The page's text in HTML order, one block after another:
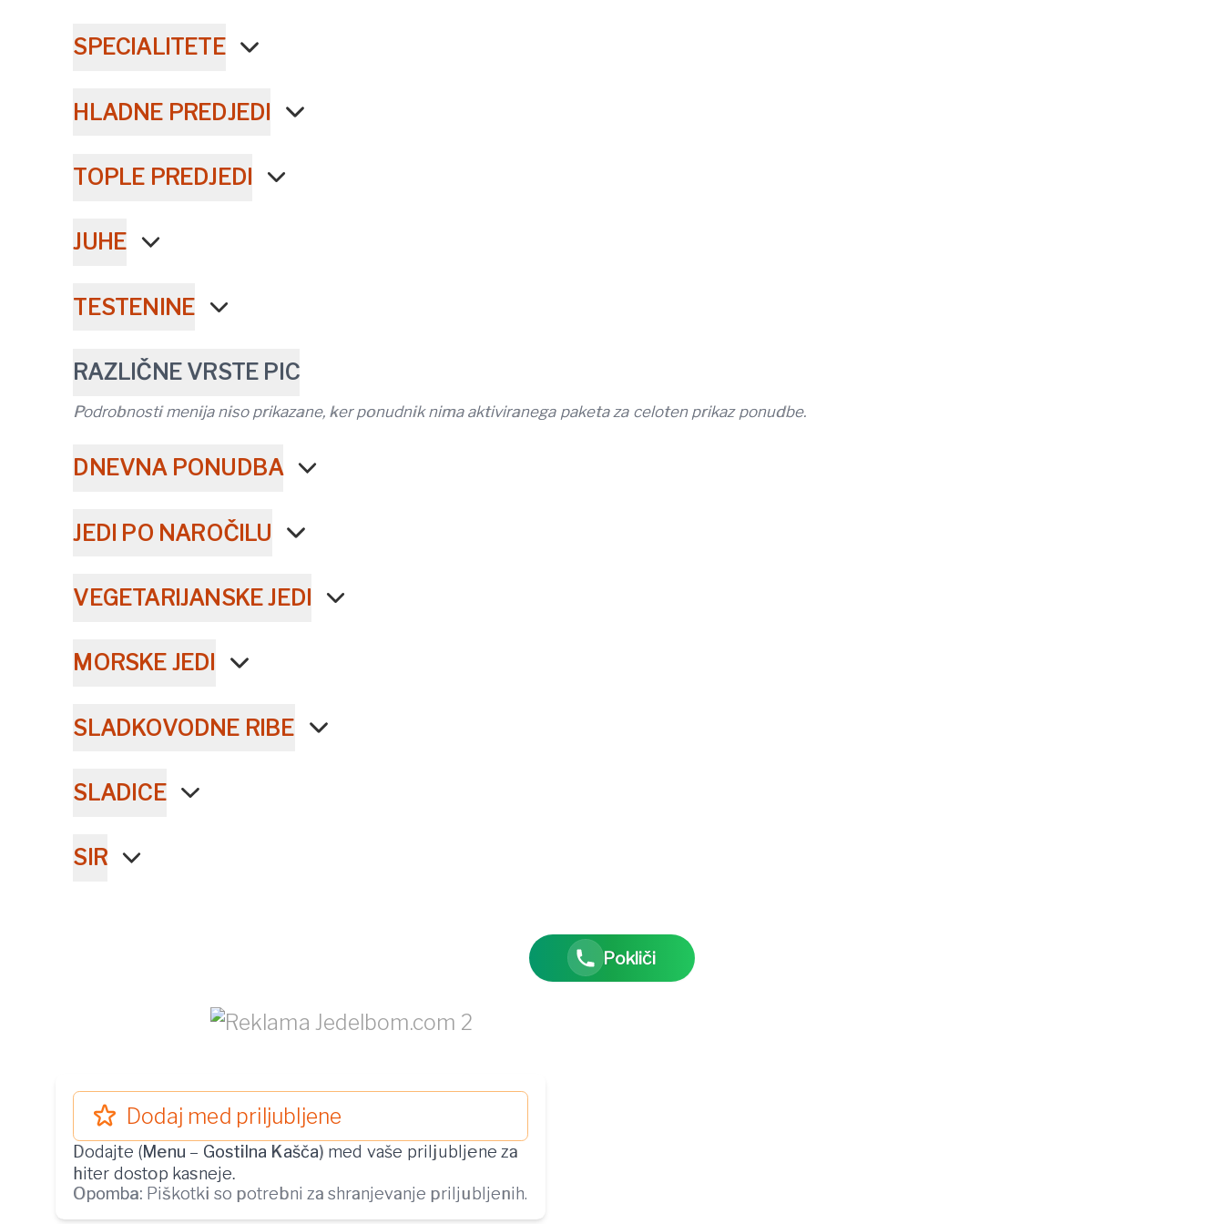
SPECIALITETE
HLADNE PREDJEDI
TOPLE PREDJEDI
JUHE
TESTENINE
RAZLIČNE VRSTE PIC
Podrobnosti menija niso prikazane, ker ponudnik nima aktiviranega paketa za celoten prikaz ponudbe.
DNEVNA PONUDBA
JEDI PO NAROČILU
VEGETARIJANSKE JEDI
MORSKE JEDI
SLADKOVODNE RIBE
SLADICE
SIR
Pokliči
Dodaj med priljubljene
Dodajte (Menu – Gostilna Kašča) med vaše priljubljene za
hiter dostop kasneje.
Opomba: Piškotki so potrebni za shranjevanje priljubljenih.